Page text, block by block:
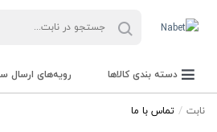
دسته بندی کالاها رویه‌های ارسال
نابت تماس با ما